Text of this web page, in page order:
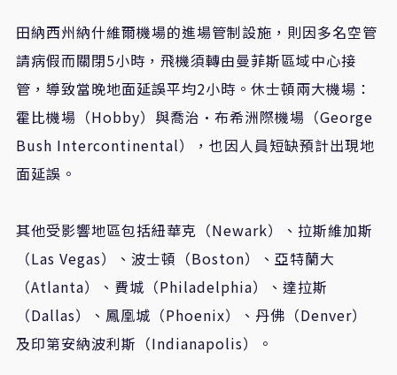
田納西州納什維爾機場的進場管制設施，則因多名空管
請病假而關閉5小時，飛機須轉由曼菲斯區域中心接
管，導致當晚地面延誤平均2小時。休士頓兩大機場：
霍比機場（Hobby）與喬治·布希洲際機場（George
Bush Intercontinental），也因人員短缺預計出現地
面延誤。
其他受影響地區包括紐華克（Newark）、拉斯維加斯
（Las Vegas）、波士頓（Boston）、亞特蘭大
（Atlanta）、費城（Philadelphia）、達拉斯
（Dallas）、鳳凰城（Phoenix）、丹佛（Denver）
及印第安納波利斯（Indianapolis）。